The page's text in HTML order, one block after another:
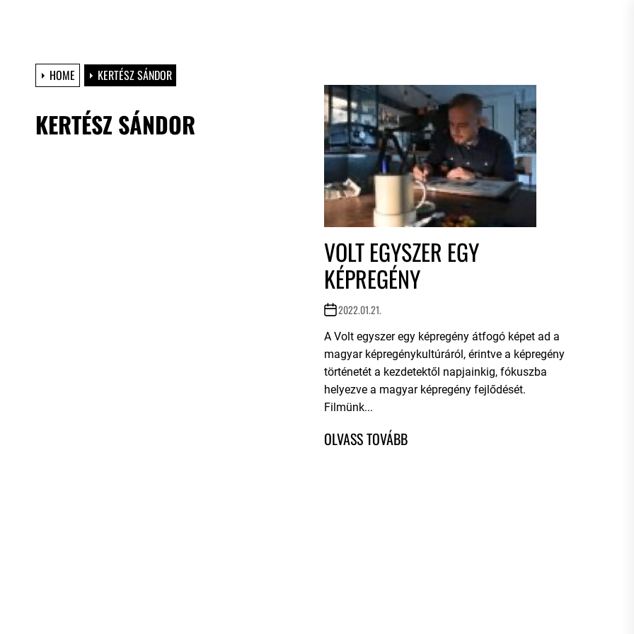
HOME KERTÉSZ SÁNDOR
KERTÉSZ SÁNDOR
VOLT EGYSZER EGY
KÉPREGÉNY
2022.01.21.
A Volt egyszer egy képregény átfogó képet ad a
magyar képregénykultúráról, érintve a képregény
történetét a kezdetektől napjainkig, fókuszba
helyezve a magyar képregény fejlődését.
Filmünk...